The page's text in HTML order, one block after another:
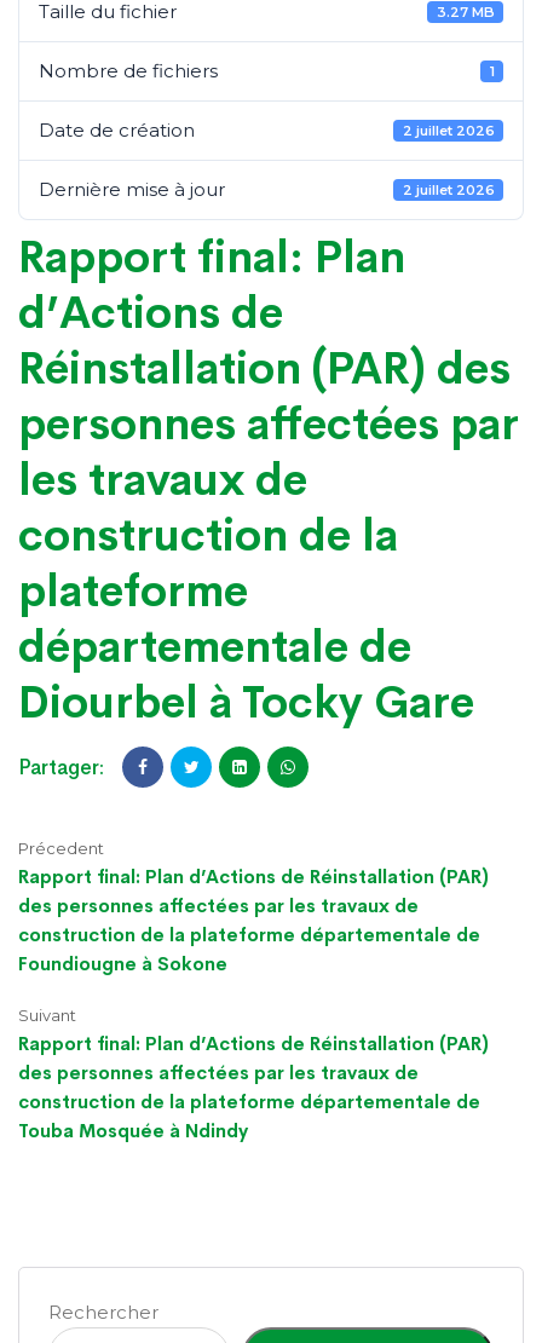
Taille du fichier 3.27 MB
Nombre de fichiers 1
Date de création 2 juillet 2026
Dernière mise à jour 2 juillet 2026
Rapport final: Plan
d’Actions de
Réinstallation (PAR) des
personnes affectées par
les travaux de
construction de la
plateforme
départementale de
Diourbel à Tocky Gare
Partager:
Précedent
Rapport final: Plan d’Actions de Réinstallation (PAR)
des personnes affectées par les travaux de
construction de la plateforme départementale de
Foundiougne à Sokone
Suivant
Rapport final: Plan d’Actions de Réinstallation (PAR)
des personnes affectées par les travaux de
construction de la plateforme départementale de
Touba Mosquée à Ndindy
Rechercher